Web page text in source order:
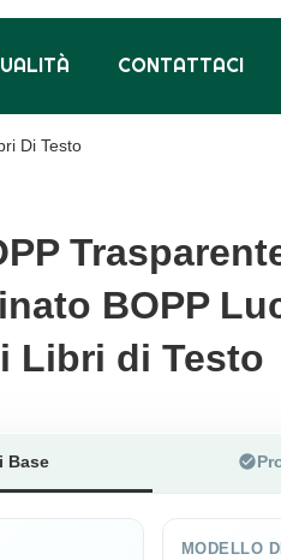
CONTATTACI
Di Testo
BOPP
Libri di Testo
BOPP
Libri di Testo
Base
MODELLO